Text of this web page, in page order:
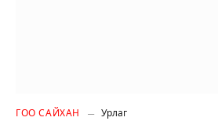
ГОО САЙХАН Урлаг